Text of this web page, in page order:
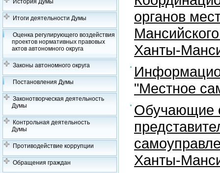
История Думы
Итоги деятельности Думы
Оценка регулирующего воздействия
проектов нормативных правовых
актов автономного округа
Законы автономного округа
Постановления Думы
Законотворческая деятельность
Думы
Контрольная деятельность
Думы
Противодействие коррупции
Обращения граждан
органов
Ханты-
"Местное
Обучающие
Ханты-